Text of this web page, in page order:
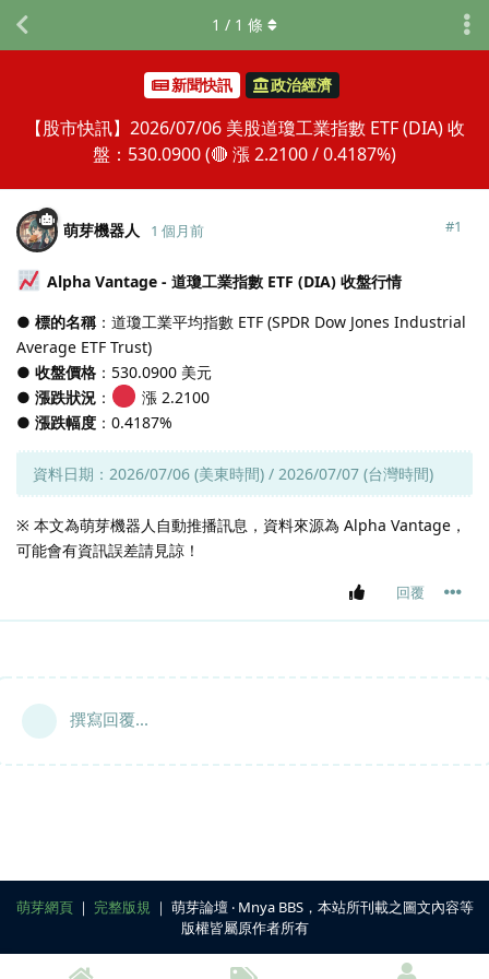
新聞快訊 政治經濟
【股市快訊】2026/07/06 美股道瓊工業指數 ETF (DIA) 收
盤：530.0900 (🔴 漲 2.2100 / 0.4187%)
1 / 1 條
萌芽機器人 1 個月前 #1
Alpha Vantage - 道瓊工業指數 ETF (DIA) 收盤行情
● 標的名稱：道瓊工業平均指數 ETF (SPDR Dow Jones Industrial
Average ETF Trust)
● 收盤價格 ：530.0900 美元
● 漲跌狀況 ：
漲 2.2100
● 漲跌幅度 ：0.4187%
資料日期：2026/07/06 (美東時間) / 2026/07/07 (台灣時間)
※ 本文為萌芽機器人自動推播訊息，資料來源為 Alpha Vantage，
可能會有資訊誤差請見諒！
回覆
撰寫回覆...
萌芽網頁｜ 完整版規 ｜ 萌芽論壇 ‧ Mnya BBS，本站所刊載之圖文內容等
版權皆屬原作者所有